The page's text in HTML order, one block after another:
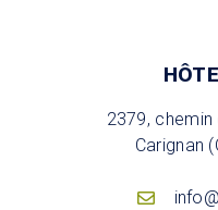
2379, chemin
Carignan